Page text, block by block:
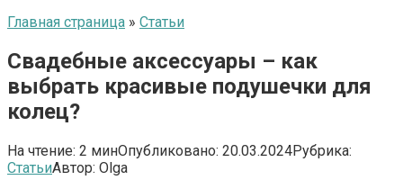
Главная страница » Статьи
Свадебные аксессуары – как
выбрать красивые подушечки для
колец?
На чтение: 2 минОпубликовано: 20.03.2024Рубрика:
СтатьиАвтор: Olga